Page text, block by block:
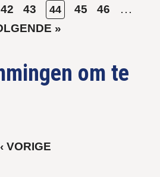
PAGE
42 PAGE
43
HUIDIGE
PAGINA
44 PAGE
45 PAGE
46 …
»
om te
VORIGE